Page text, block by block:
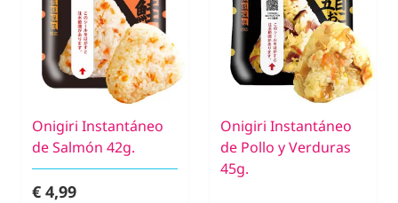
Onigiri Instantáneo
de Salmón 42g.
€ 4,99
Onigiri Instantáneo
de Pollo y Verduras
45g.